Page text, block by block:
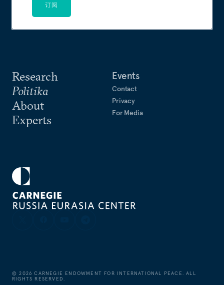
Research
Politika
About
Experts
Events
Contact
Privacy
For Media
订阅
©2026 CARNEGIE ENDOWMENT FOR INTERNATIONAL PEACE. ALL
RIGHTS RESERVED.